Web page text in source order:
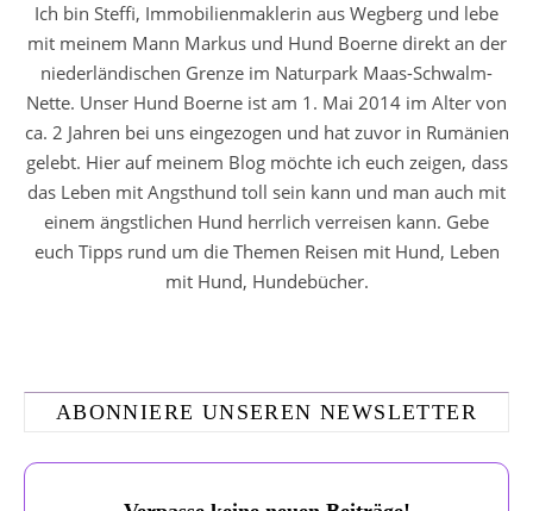
Ich bin Steffi, Immobilienmaklerin aus Wegberg und lebe
mit meinem Mann Markus und Hund Boerne direkt an der
niederländischen Grenze im Naturpark Maas-Schwalm-
Nette. Unser Hund Boerne ist am 1. Mai 2014 im Alter von
ca. 2 Jahren bei uns eingezogen und hat zuvor in Rumänien
gelebt. Hier auf meinem Blog möchte ich euch zeigen, dass
das Leben mit Angsthund toll sein kann und man auch mit
einem ängstlichen Hund herrlich verreisen kann. Gebe
euch Tipps rund um die Themen Reisen mit Hund, Leben
mit Hund, Hundebücher.
ABONNIERE UNSEREN NEWSLETTER